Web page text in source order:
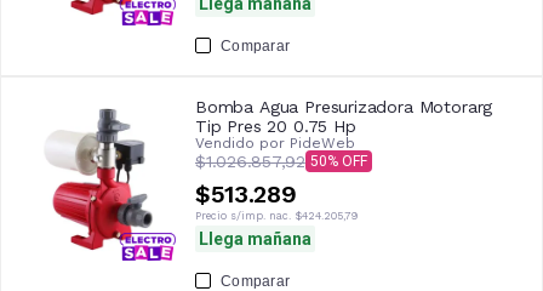
Comparar
Bomba Agua Presurizadora Motorarg
Tip Pres 20 0.75 Hp
Vendido por PideWeb
$1.026.857,92 50
$513.289
Precio s/imp. nac. $424.205,79
Llega mañana
Comparar